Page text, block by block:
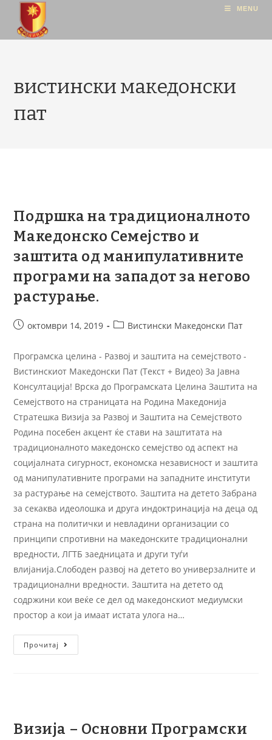
MENU
вистински македонски
пат
Подршка на традиционалното
Македонско Семејство и
заштита од манипулативните
програми на западот за негово
растурање.
октомври 14, 2019 Вистински Македонски Пат
Програмска целина - Развој и заштита на семејството -
Вистинскиот Македонски Пат (Текст + Видео) За Јавна
Консултација! Врска до Програмската Целина Заштита на
Семејството на страницата на Родина Македонија
Стратешка Визија за Развој и Заштита на Семејството
Родина посебен акцент ќе стави на заштитата на
традиционалното македонско семејство од аспект на
социјалната сигурност, економска независност и заштита
од манипулативните програми на западните институти
за растурање на семејството. Заштита на детето Забрана
за секаква идеолошка и друга индоктринација на деца од
страна на политички и невладини организации со
принципи спротивни на македонските традиционални
вредности, ЛГТБ заедницата и други туѓи
влијанија.Слободен развој на детето во универзалните и
традиционални вредности. Заштита на детето од
содржини кои веќе се дел од македонскиот медиумски
простор а кои ја имаат истата улога на…
Прочитај
Визија – Основни Програмски